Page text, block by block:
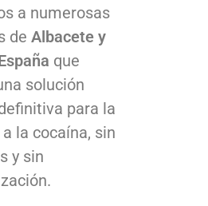
a numerosas
de Albacete y
que
solución
para la
la cocaína, sin
y sin